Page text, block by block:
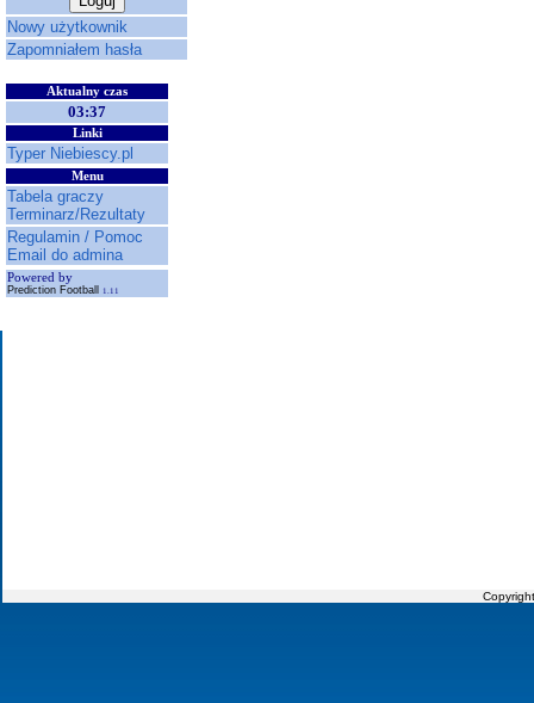
Nowy użytkownik
Zapomniałem hasła
Aktualny czas
03:37
Linki
Typer Niebiescy.pl
Menu
Tabela graczy
Terminarz/Rezultaty
Regulamin / Pomoc
Email do admina
Powered by
Prediction Football 1.11